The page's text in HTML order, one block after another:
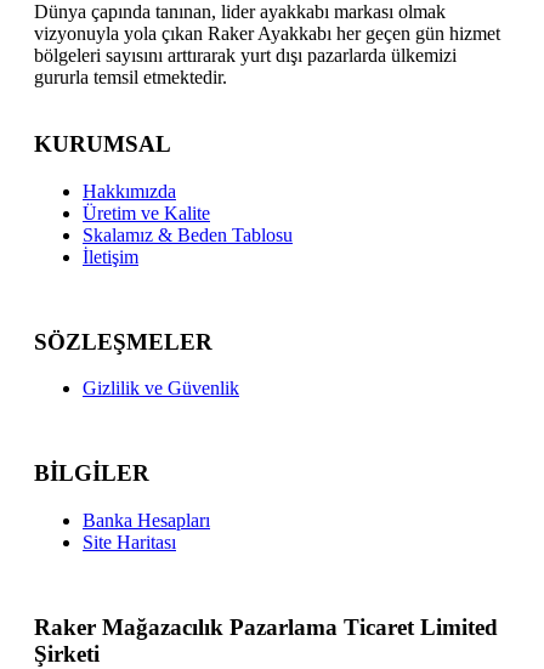
Dünya çapında tanınan, lider ayakkabı markası olmak
vizyonuyla yola çıkan Raker Ayakkabı her geçen gün hizmet
bölgeleri sayısını arttırarak yurt dışı pazarlarda ülkemizi
gururla temsil etmektedir.
KURUMSAL
Hakkımızda
Üretim ve Kalite
Skalamız & Beden Tablosu
İletişim
SÖZLEŞMELER
Gizlilik ve Güvenlik
BİLGİLER
Banka Hesapları
Site Haritası
Raker Mağazacılık Pazarlama Ticaret Limited
Şirketi